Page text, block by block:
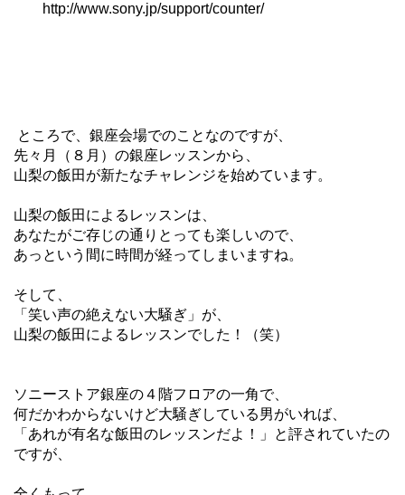
http://www.sony.jp/support/counter/
ところで、銀座会場でのことなのですが、
先々月（８月）の銀座レッスンから、
山梨の飯田が新たなチャレンジを始めています。
山梨の飯田によるレッスンは、
あなたがご存じの通りとっても楽しいので、
あっという間に時間が経ってしまいますね。
そして、
「笑い声の絶えない大騒ぎ」が、
山梨の飯田によるレッスンでした！（笑）
ソニーストア銀座の４階フロアの一角で、
何だかわからないけど大騒ぎしている男がいれば、
「あれが有名な飯田のレッスンだよ！」と評されていたの
ですが、